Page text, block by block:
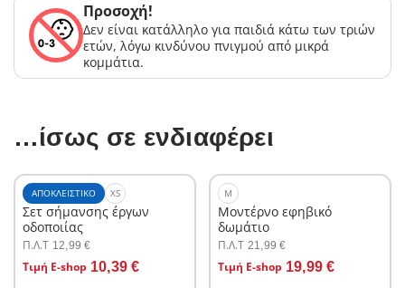
Προσοχή!
Δεν είναι κατάλληλο για παιδιά κάτω των τριών
ετών, λόγω κινδύνου πνιγμού από μικρά
κομμάτια.
…ίσως σε ενδιαφέρει
ΑΠΟΚΛΕΙΣΤΙΚΌ XS
Σετ σήμανσης έργων
οδοποιίας
Π.Λ.T 12,99 €
Τιμή E-shop 10,39 €
Στο καλάθι
M
Μοντέρνο εφηβικό
δωμάτιο
Π.Λ.T 21,99 €
Τιμή E-shop 19,99 €
Στο καλάθι